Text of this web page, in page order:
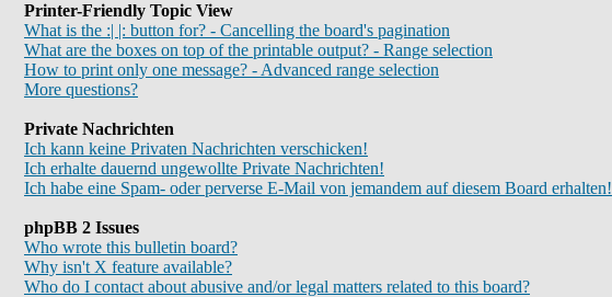
Printer-Friendly Topic View
What is the :| |: button for? - Cancelling the board's pagination
What are the boxes on top of the printable output? - Range selection
How to print only one message? - Advanced range selection
More questions?
Private Nachrichten
Ich kann keine Privaten Nachrichten verschicken!
Ich erhalte dauernd ungewollte Private Nachrichten!
Ich habe eine Spam- oder perverse E-Mail von jemandem auf diesem Board erhalten!
phpBB 2 Issues
Who wrote this bulletin board?
Why isn't X feature available?
Who do I contact about abusive and/or legal matters related to this board?